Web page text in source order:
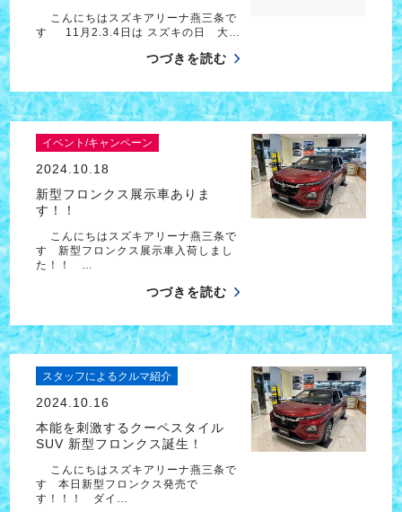
こんにちはスズキアリーナ燕三条で
す 11月2.3.4日は スズキの日 大…
つづきを読む
イベント/キャンペーン
2024.10.18
新型フロンクス展示車ありま
す！！
こんにちはスズキアリーナ燕三条で
す 新型フロンクス展示車入荷しまし
た！！ …
つづきを読む
スタッフによるクルマ紹介
2024.10.16
本能を刺激するクーペスタイル
SUV 新型フロンクス誕生！
こんにちはスズキアリーナ燕三条で
す 本日新型フロンクス発売で
す！！！ ダイ…